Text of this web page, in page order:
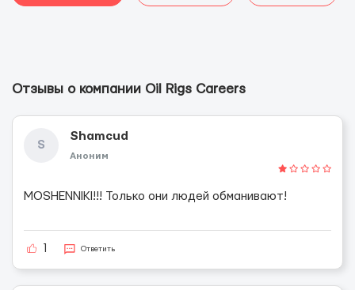
Отзывы о компании Oil Rigs Careers
S
Shamcud
Аноним
MOSHENNIKI!!! Только они людей обманивают!
Ответить